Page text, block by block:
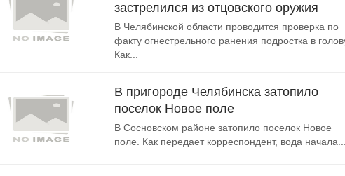
застрелился из отцовского оружия
В Челябинской области проводится проверка по
факту огнестрельного ранения подростка в
Как...
В пригороде Челябинска затопило
поселок Новое поле
В Сосновском районе затопило поселок Новое
поле. Как передает корреспондент, вода